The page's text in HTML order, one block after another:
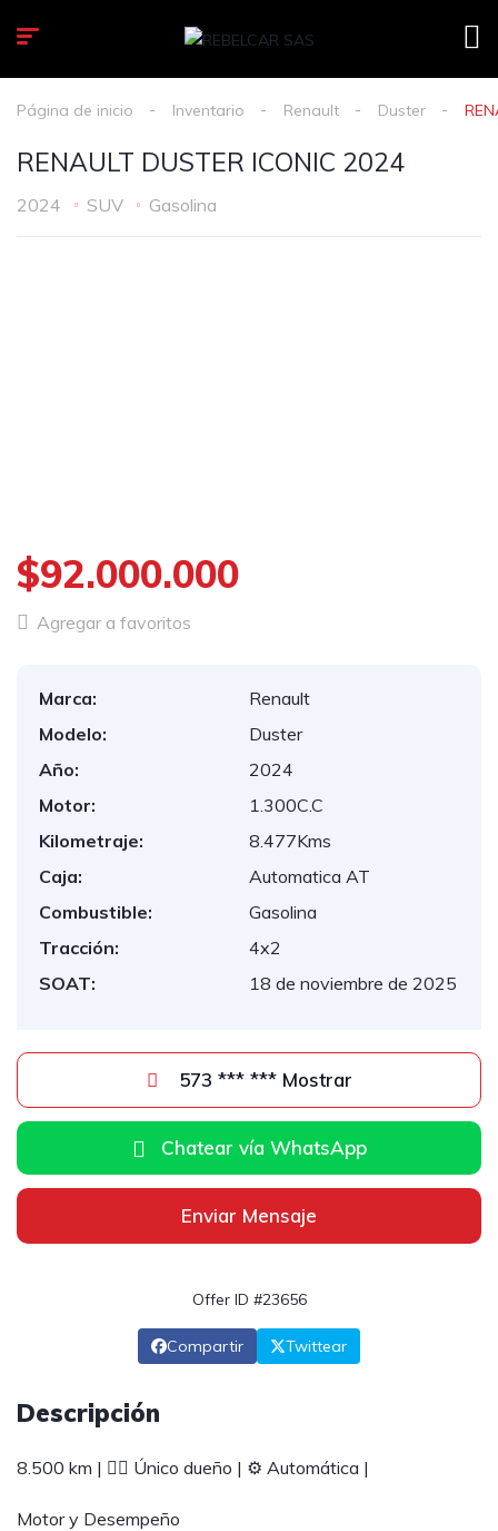
Página de inicio Inventario Renault Duster
RENAULT DUSTER ICONIC 2024
2024 SUV Gasolina
$92.000.000
Agregar a favoritos
Marca:
Renault
Modelo:
Duster
Año:
2024
Motor:
1.300C.C
Kilometraje:
8.477Kms
Caja:
Automatica AT
Combustible:
Gasolina
Tracción:
4x2
SOAT:
18 de noviembre de 2025
573 *** *** Mostrar
Chatear vía WhatsApp
Enviar Mensaje
Offer ID #23656
Compartir Twittear
Descripción
8.500 km | 🧍‍♂️ Único dueño | ⚙️ Automática |
Motor y Desempeño